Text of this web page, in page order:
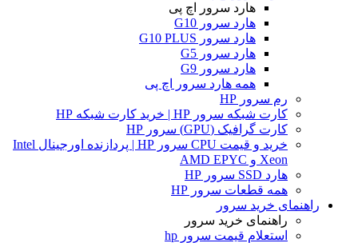
هارد سرور اچ پی
هارد سرور G10
هارد سرور G10 PLUS
هارد سرور G5
هارد سرور G9
همه هارد سرور اچ پی
رم سرور HP
کارت شبکه سرور HP | خرید کارت شبکه HP
کارت گرافیک (GPU) سرور HP
خرید و قیمت CPU سرور HP | پردازنده اورجینال Intel
Xeon و AMD EPYC
هارد SSD سرور HP
همه قطعات سرور HP
راهنمای خرید سرور
راهنمای خرید سرور
استعلام قیمت سرور hp